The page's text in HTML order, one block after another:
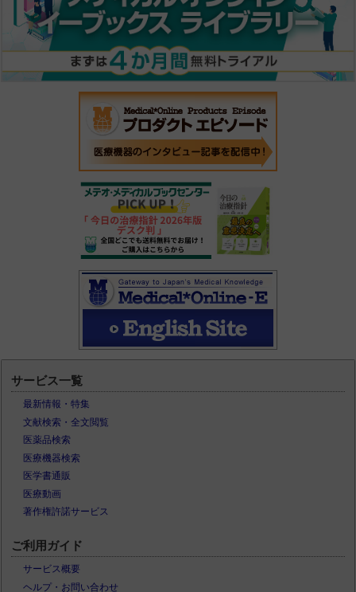
サービス一覧
最新情報・特集
文献検索・全文閲覧
医薬品検索
医療機器検索
医学書通販
医療動画
著作権許諾サービス
ご利用ガイド
サービス概要
ヘルプ・お問い合わせ